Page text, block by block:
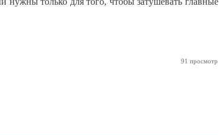
91 просмотр